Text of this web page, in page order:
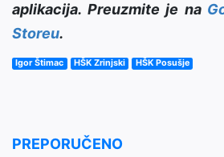
aplikacija. Preuzmite je na
Storeu.
Igor Štimac HŠK Zrinjski HŠK Posušje
PREPORUČENO